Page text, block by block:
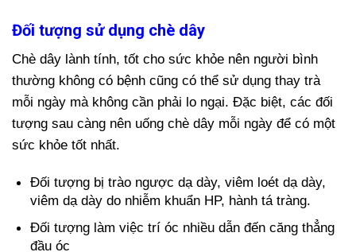
Đối tượng sử dụng chè dây
Chè dây lành tính, tốt cho sức khỏe nên người bình
thường không có bệnh cũng có thể sử dụng thay trà
mỗi ngày mà không cần phải lo ngại. Đặc biệt, các đối
tượng sau càng nên uống chè dây mỗi ngày để có một
sức khỏe tốt nhất.
Đối tượng bị trào ngược dạ dày, viêm loét dạ dày,
viêm dạ dày do nhiễm khuẩn HP, hành tá tràng.
Đối tượng làm việc trí óc nhiều dẫn đến căng thẳng
đầu óc